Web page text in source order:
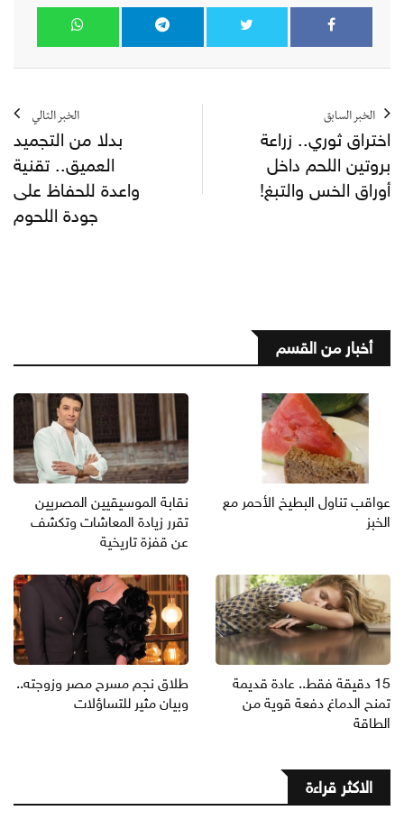
الخبر السابق
اختراق ثوري.. زراعة
بروتين اللحم داخل
أوراق الخس والتبغ!
الخبر التالي
بدلا من التجميد
العميق.. تقنية
واعدة للحفاظ على
جودة اللحوم
أخبار من القسم
عواقب تناول البطيخ الأحمر مع
الخبز
نقابة الموسيقيين المصريين
تقرر زيادة المعاشات وتكشف
عن قفزة تاريخية
15 دقيقة فقط.. عادة قديمة
تمنح الدماغ دفعة قوية من
الطاقة
طلاق نجم مسرح مصر وزوجته..
وبيان مثير للتساؤلات
الاكثر قراءة